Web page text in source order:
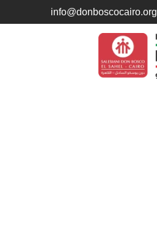
info@donboscocairo.org